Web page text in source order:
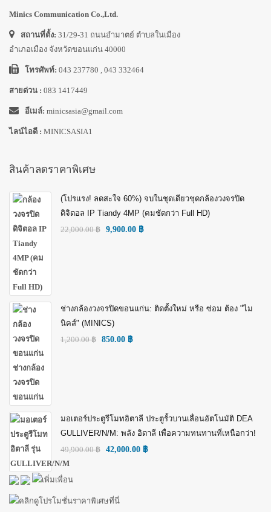
Minics Communication Co.,Ltd.
สถานที่ตั้ง: 31/29-31 ถนนอำมาตย์ ตำบลในเมือง
อำเภอเมือง จังหวัดขอนแก่น 40000
โทรศัพท์: 043 237780 , 043 332464
สายด่วน : 083 1417449
อีเมล์: minicsasia@gmail.com
ไลน์ไอดี : MINICSASIA1
สินค้าลดราคาพิเศษ
(โปรแรง! ลดสะใจ 60%) จบในชุดเดียวชุดกล้องวงจรปิด
ดิจิตอล IP Tiandy 4MP (คมชัดกว่า Full HD)
22,000.00฿ 9,900.00 ฿
ช่างกล้องวงจรปิดขอนแก่น: ติดตั้งใหม่ หรือ ซ่อม ต้อง "ไม
นิคส์" (MINICS)
1,200.00฿ 850.00 ฿
มอเตอร์ประตูรีโมทอิตาลี ประตูรั้วบานเลื่อนอัตโนมัติ DEA
GULLIVER/N/M: พลัง อิตาลี เพื่อความทนทานที่เหนือกว่า!
49,900.00฿ 42,000.00 ฿